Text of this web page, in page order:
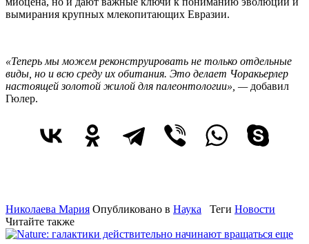
вымирания крупных млекопитающих Евразии.
«Теперь мы можем реконструировать не только отдельные
виды, но и всю среду их обитания. Это делает Чоракьерлер
настоящей золотой жилой для палеонтологии», —добавил
Гюлер.
Николаева Мария Опубликовано в Наука Теги Новости
Читайте также